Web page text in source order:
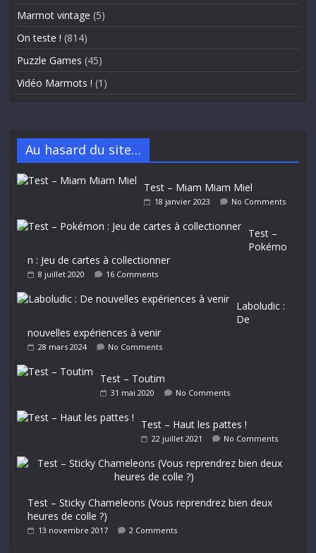
Marmot vintage (5)
On teste ! (814)
Puzzle Games (45)
Vidéo Marmots ! (1)
Au hasard du site…
Test – Miam Miam Miel
18 janvier 2023 No Comments
Test –
Pokémo
n : Jeu de cartes à collectionner
8 juillet 2020 16 Comments
Laboludic :
De
nouvelles expériences à venir
28 mars 2024 No Comments
Test – Toutim
31 mai 2020 No Comments
Test – Haut les pattes !
22 juillet 2021 No Comments
Test – Sticky Chameleons (Vous reprendrez bien deux
heures de colle ?)
13 novembre 2017 2 Comments